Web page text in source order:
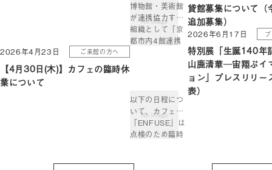
館時間の変更を
行う場合があり
ます。 随時決ま
り次第、当館ウ
お […]
博物館・美術館
が連携協力する
組織として「京
都市内4館連携
携事業の名は
「京都ミュージ
アムズ・フォ
ー」。「京都」
2026年4月23日 ご来館の方へ
【4月30日(木)】カフェの臨時休
業について
以下の日程につ
いて、カフェ
「ENFUSE」は
点検のため臨時
貸館募集について（
追加募集）
2026年6月17日
特別展「生誕140年
山鹿清華─宙翔ぶイ
ョン」プレスリリー
表）